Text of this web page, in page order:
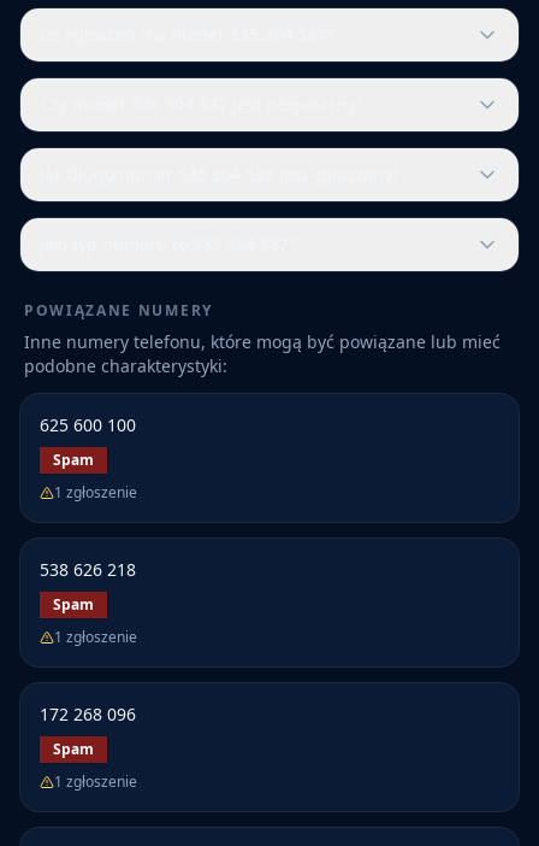
POWIĄZANE NUMERY
Inne numery telefonu, które mogą być powiązane lub mieć
podobne charakterystyki:
625 600 100
Spam
1 zgłoszenie
538 626 218
Spam
1 zgłoszenie
172 268 096
Spam
1 zgłoszenie